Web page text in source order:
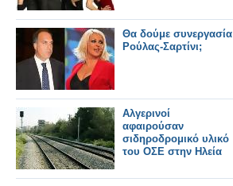
Θα δούμε συνεργασία
Ρούλας-Σαρτίνι;
Αλγερινοί
αφαιρούσαν
σιδηροδρομικό υλικό
του ΟΣΕ στην Ηλεία